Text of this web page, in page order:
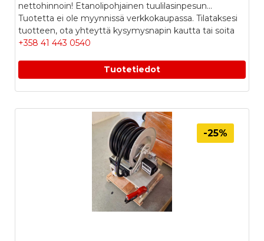
nettohinnoin! Etanolipohjainen tuulilasinpesun...
Tuotetta ei ole myynnissä verkkokaupassa. Tilataksesi
tuotteen, ota yhteyttä kysymysnapin kautta tai soita
+358 41 443 0540
Tuotetiedot
-25%